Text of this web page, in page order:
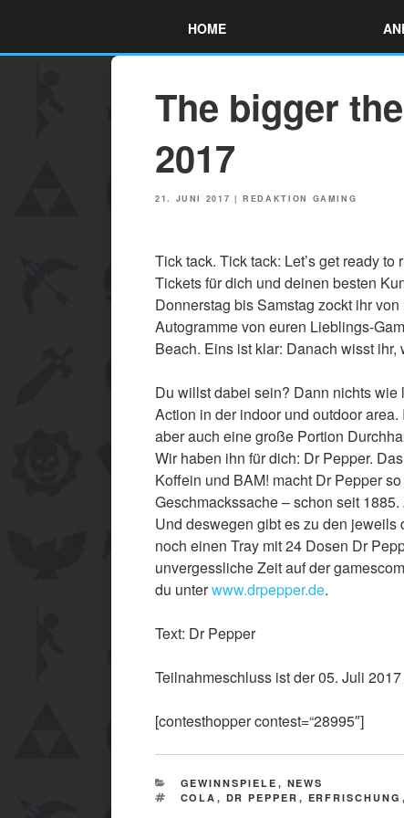
content
HOME
The bigger
2017
POSTED
21. JUNI 2017 |REDAKTION GAMING
Tick tack. Tick tack: Let’s get ready
Tickets für dich und deinen besten
Donnerstag bis Samstag zockt ihr
Autogramme von euren Lieblings-
Beach. Eins ist klar: Danach wisst
Du willst dabei sein? Dann nichts
Action in der indoor und outdoor
aber auch eine große Portion
Wir haben ihn für dich: Dr Pepper.
Koffein und BAM! macht Dr Pepper
Geschmackssache – schon seit
Und deswegen gibt es zu den jeweils
noch einen Tray mit 24 Dosen Dr
unvergessliche Zeit auf der
du unterwww.drpepper.de
Text: Dr Pepper
Teilnahmeschluss ist der 05. Juli
[contesthopper contest=“28995″]
CATEGORIES
GEWINNSPIELE , NEWS
TAGS
COLA , DR PEPPER , ERFRISCHUNG ,